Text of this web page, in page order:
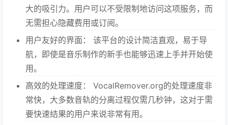
大的吸引力。用户可以不受限制地访问这项服务，而
无需担心隐藏费用或订阅。
用户友好的界面： 该平台的设计简洁直观，易于导
航，即使是音乐制作的新手也能够迅速上手并开始使
用。
高效的处理速度： VocalRemover.org的处理速度非
常快，大多数音轨的分离过程仅需几秒钟，这对于需
要快速结果的用户来说非常有用。